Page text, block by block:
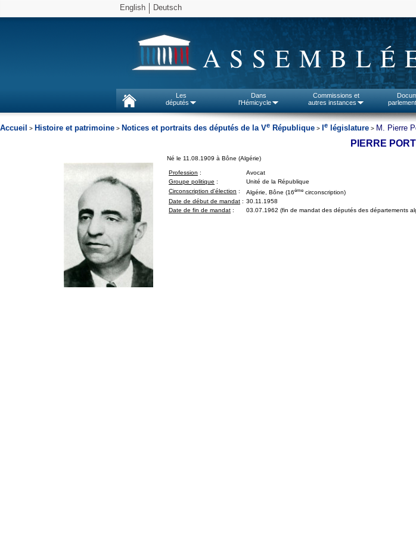
English Deutsch
Les
députés
Dans
l'Hémicycle
Commissions et
autres instances
Accueil > Histoire et patrimoine > Notices et portraits des députés de la Ve République > e législature > M. Pierre
PIERRE
Né le 11.08.1909 à Bône (Algérie)
Profession :
Avocat
Groupe politique :
Unité de la République
Circonscription d'élection : Algérie, Bône (16ème circonscription)
Date de début de mandat : 30.11.1958
Date de fin de mandat : 03.07.1962 (fin de mandat des députés des départements